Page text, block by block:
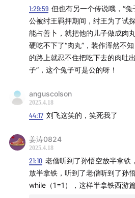
1:29:59 但也有另一个传说哦，“兔
公被纣王羁押期间，纣王为了试
能占善卜，就把他的儿子做成肉
硬吃不下了“肉丸”，装作浑然不
的路上就忍不住把吃下去的肉吐
子”，这个兔子可是公的呀！
anguscolson
2025.4.18
44:17 刘飞这笑的，笑死我了
姜涛0824
2025.4.18
21:10 老僧听到了孙悟空放半拿铁
放半拿铁，听到了老僧听到了孙
while（1=1），这样半拿铁西游